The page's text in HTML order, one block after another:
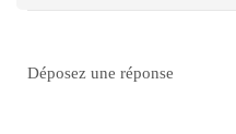
Déposez une réponse